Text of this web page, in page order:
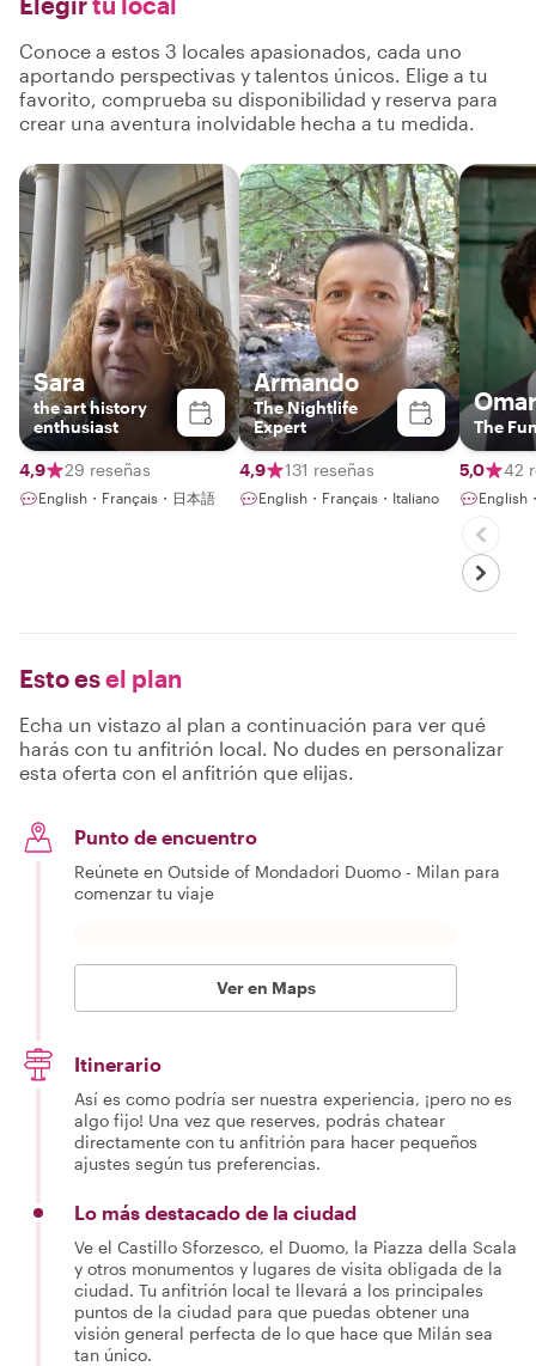
Conoce a estos 3 locales apasionados, cada uno
aportando perspectivas y talentos únicos. Elige a tu
favorito, comprueba su disponibilidad y reserva para
crear una aventura inolvidable hecha a tu medida.
Sara
the art history
enthusiast
4,9 29 reseñas
English・Français・日本語
Armando
The Nightlife
Expert
4,9 131 reseñas
English・Français・Italiano
Omar
The
5,0 42
English
Esto esel plan
Echa un vistazo al plan a continuación para ver qué
harás con tu anfitrión local. No dudes en personalizar
esta oferta con el anfitrión que elijas.
Punto de encuentro
Reúnete en Outside of Mondadori Duomo - Milan para
comenzar tu viaje
Ver en Maps
Itinerario
Así es como podría ser nuestra experiencia, ¡pero no es
algo fijo! Una vez que reserves, podrás chatear
directamente con tu anfitrión para hacer pequeños
ajustes según tus preferencias.
Lo más destacado de la ciudad
Ve el Castillo Sforzesco, el Duomo, la Piazza della Scala
y otros monumentos y lugares de visita obligada de la
ciudad. Tu anfitrión local te llevará a los principales
puntos de la ciudad para que puedas obtener una
visión general perfecta de lo que hace que Milán sea
tan único.